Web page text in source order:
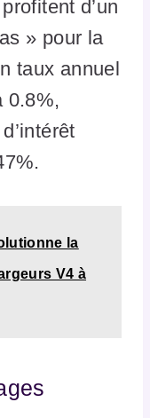
d’un
» pour la
taux annuel
0.8%,
la
V4 à